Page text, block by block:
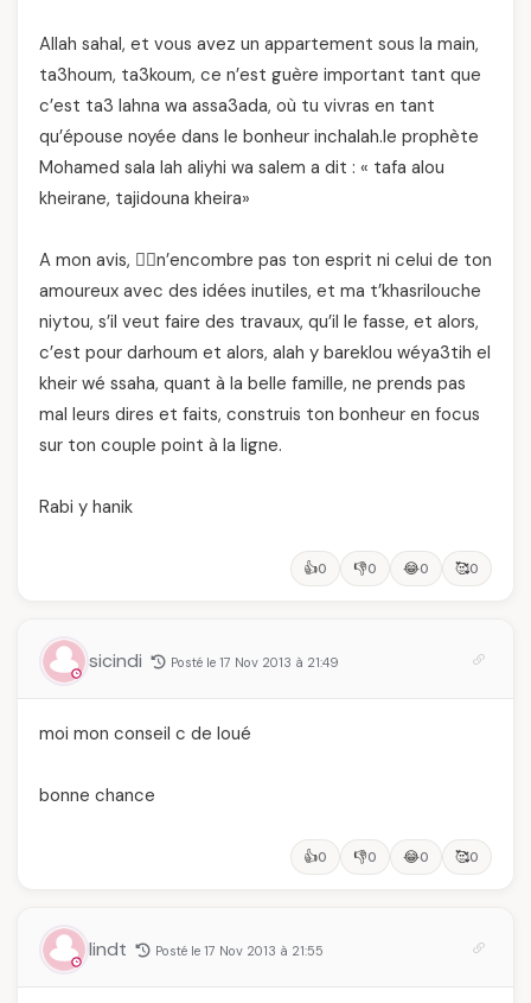
Allah sahal, et vous avez un appartement sous la main,
ta3houm, ta3koum, ce n’est guère important tant que
c’est ta3 lahna wa assa3ada, où tu vivras en tant
qu’épouse noyée dans le bonheur inchalah.le prophète
Mohamed sala lah aliyhi wa salem a dit : « tafa alou
kheirane, tajidouna kheira»
A mon avis, 🙂‍↔️n’encombre pas ton esprit ni celui de ton
amoureux avec des idées inutiles, et ma t’khasrilouche
niytou, s’il veut faire des travaux, qu’il le fasse, et alors,
c’est pour darhoum et alors, alah y bareklou wéya3tih el
kheir wé ssaha, quant à la belle famille, ne prends pas
mal leurs dires et faits, construis ton bonheur en focus
sur ton couple point à la ligne.
Rabi y hanik
👍0 👎0 😂0 🥰0
sicindi Posté le 17 Nov 2013 à 21:49
moi mon conseil c de loué
bonne chance
👍0 👎0 😂0 🥰0
lindt Posté le 17 Nov 2013 à 21:55